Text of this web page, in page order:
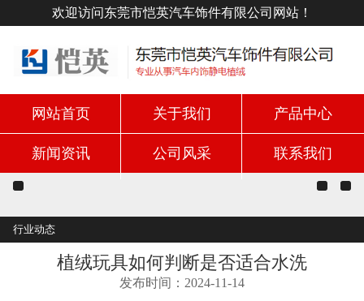
欢迎访问东莞市恺英汽车饰件有限公司网站！
网站首页 关于我们 产品中心
新闻资讯 公司风采 联系我们
行业动态
植绒玩具如何判断是否适合水洗
发布时间：2024-11-14